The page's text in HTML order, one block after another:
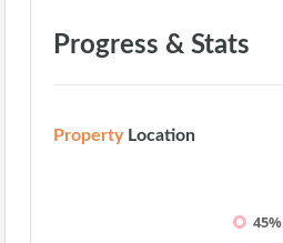
Progress & Stats
PropertyLocation
45%